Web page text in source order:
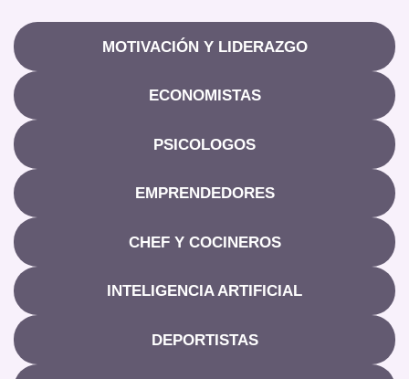
MOTIVACIÓN Y LIDERAZGO
ECONOMISTAS
PSICOLOGOS
EMPRENDEDORES
CHEF Y COCINEROS
INTELIGENCIA ARTIFICIAL
DEPORTISTAS